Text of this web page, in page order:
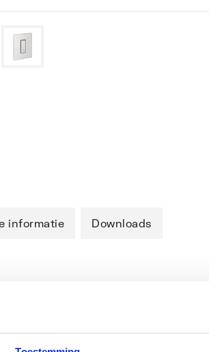
informatie Downloads
bediening voor urinoir
druk min. 0,5